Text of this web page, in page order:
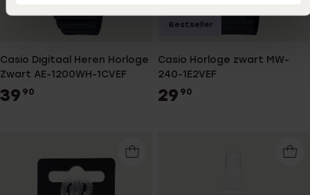
Casio Digitaal Heren Horloge
Zwart AE-1200WH-1CVEF
39 90
Casio Horloge zwart MW-
240-1E2VEF
29 90
Bestseller